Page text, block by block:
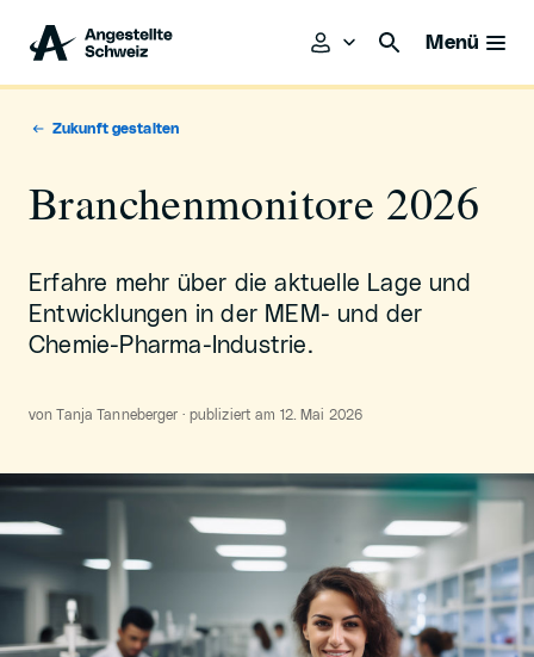
Menü
Zukunft gestalten
Branchenmonitore 2026
Erfahre mehr über die aktuelle Lage und
Entwicklungen in der MEM- und der
Chemie-Pharma-Industrie.
von Tanja Tanneberger · publiziert am 12. Mai 2026